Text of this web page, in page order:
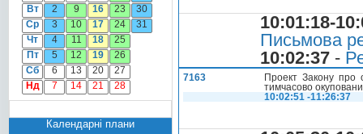
Вт
2 9 16 23
30
Ср
3 10 17 24
31
Чт
4 11 18
25
Пт
5 12 19
26
Сб
6 13 20
27
Нд
7 14 21 28
Календарні плани
10:01:18-
Письмова
10:02:37 -
7163
Проект Закону про
тимчасово
10:02:51 -11:26:37